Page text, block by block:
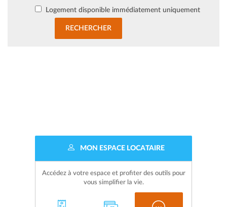
Logement disponible immédiatement uniquement
MON ESPACE LOCATAIRE
Accédez à votre espace et profiter des outils pour
vous simplifier la vie.